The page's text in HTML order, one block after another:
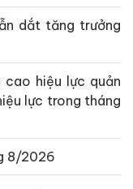
dắt tăng trưởng
cao hiệu lực quản
lực trong tháng
8/2026